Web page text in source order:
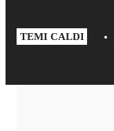
TEMI CALDI